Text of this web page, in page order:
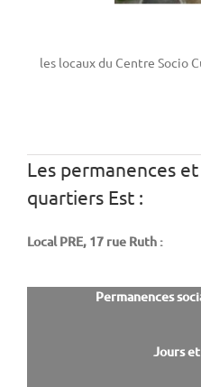
les locaux du Centre Socio
Les permanences
quartiers Est :
Local PRE, 17 rue Ruth :
Permanences
Jours